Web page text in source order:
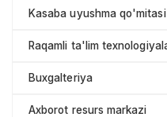
Kasaba uyushma qo'mitasi
Raqamli ta'lim
Buxgalteriya
Axborot resurs markazi